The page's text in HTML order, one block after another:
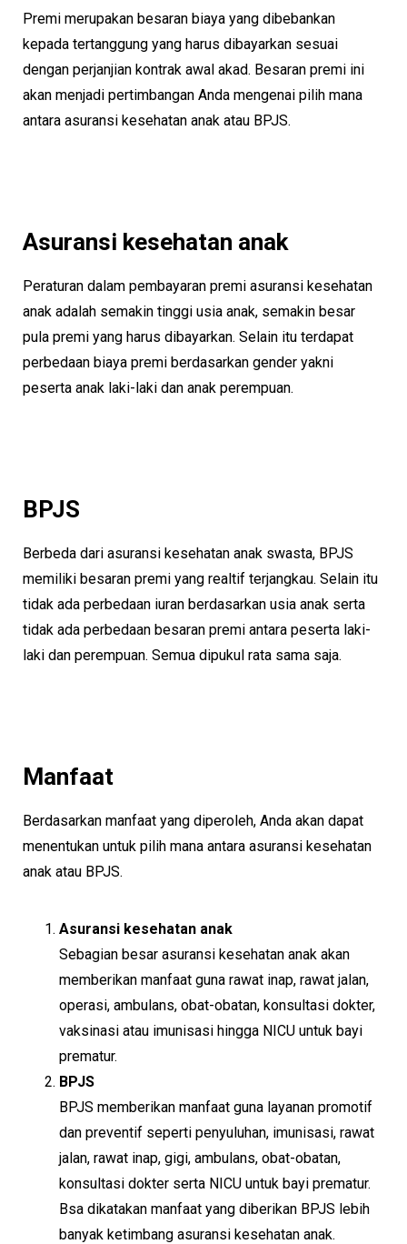
Premi merupakan besaran biaya yang dibebankan
kepada tertanggung yang harus dibayarkan sesuai
dengan perjanjian kontrak awal akad. Besaran premi ini
akan menjadi pertimbangan Anda mengenai pilih mana
antara asuransi kesehatan anak atau BPJS.
Asuransi kesehatan anak
Peraturan dalam pembayaran premi asuransi kesehatan
anak adalah semakin tinggi usia anak, semakin besar
pula premi yang harus dibayarkan. Selain itu terdapat
perbedaan biaya premi berdasarkan gender yakni
peserta anak laki-laki dan anak perempuan.
BPJS
Berbeda dari asuransi kesehatan anak swasta, BPJS
memiliki besaran premi yang realtif terjangkau. Selain itu
tidak ada perbedaan iuran berdasarkan usia anak serta
tidak ada perbedaan besaran premi antara peserta laki-
laki dan perempuan. Semua dipukul rata sama saja.
Manfaat
Berdasarkan manfaat yang diperoleh, Anda akan dapat
menentukan untuk pilih mana antara asuransi kesehatan
anak atau BPJS.
Asuransi kesehatan anak
Sebagian besar asuransi kesehatan anak akan
memberikan manfaat guna rawat inap, rawat jalan,
operasi, ambulans, obat-obatan, konsultasi dokter,
vaksinasi atau imunisasi hingga NICU untuk bayi
prematur.
BPJS
BPJS memberikan manfaat guna layanan promotif
dan preventif seperti penyuluhan, imunisasi, rawat
jalan, rawat inap, gigi, ambulans, obat-obatan,
konsultasi dokter serta NICU untuk bayi prematur.
Bsa dikatakan manfaat yang diberikan BPJS lebih
banyak ketimbang asuransi kesehatan anak.